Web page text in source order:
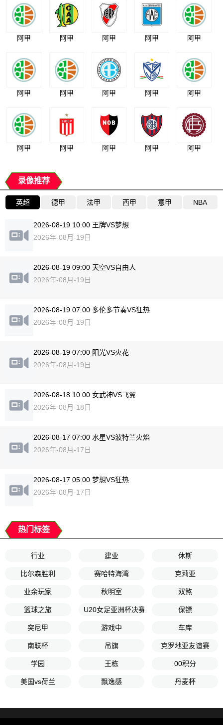
阿甲 阿甲 阿甲 阿甲 阿甲
阿甲 阿甲 阿甲 阿甲 阿甲
阿甲 阿甲 阿甲 阿甲 阿甲
录像推荐
英超 德甲 法甲 西甲 意甲 NBA
2026-08-19 10:00 王牌VS梦想
2026年-08月-19日
2026-08-19 09:00 天空VS自由人
2026年-08月-19日
2026-08-19 07:00 多伦多节奏VS狂热
2026年-08月-19日
2026-08-19 07:00 阳光VS火花
2026年-08月-19日
2026-08-18 10:00 女武神VS飞翼
2026年-08月-18日
2026-08-17 07:00 水星VS波特兰火焰
2026年-08月-17日
2026-08-17 05:00 梦想VS狂热
2026年-08月-17日
热门标签
行业 建业 休斯
比尔森胜利 赛哈特海湾 克莉亚
业余玩家 秋明室 双煞
篮球之旅 U20女足亚洲杯决赛 保镖
突尼甲 游戏中 车库
南联杯 吊旗 克罗地亚友谊赛
学园 王栋 00积分
美国vs荷兰 飘逸感 丹麦杯